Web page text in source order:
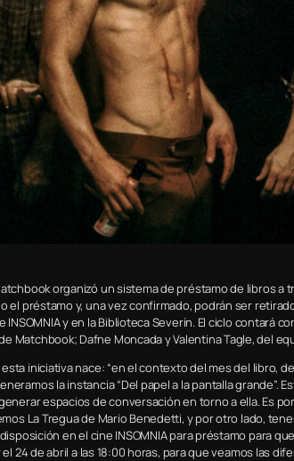
organizó un sistema de préstamo de libros a
el préstamo y, una vez confirmado, podrán ser
y en la Biblioteca Severín. El ciclo contará
Matchbook; Dafne Moncada y Valentina Tagle, del
iniciativa nace: “en el contexto del mes del libro,
la instancia “Del papel a la pantalla grande”.
espacios de conversación en torno a ella. Es
La Tregua de Mario Benedetti, y por otro lado,
en el cine INSOMNIA para préstamo para
24 de abril a las 18:00 horas, para que veamos las